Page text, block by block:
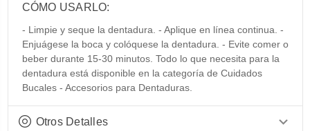
CÓMO USARLO:
- Limpie y seque la dentadura. - Aplique en línea continua. -
Enjuágese la boca y colóquese la dentadura. - Evite comer o
beber durante 15-30 minutos. Todo lo que necesita para la
dentadura está disponible en la categoría de Cuidados
Bucales - Accesorios para Dentaduras.
Otros Detalles